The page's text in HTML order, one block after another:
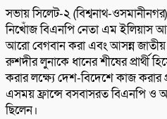
সভায় সিলেট-২ (বিশ্বনাথ-
নিখোঁজ বিএনপি নেতা এম ইলিয়াস
আরো বেগবান করা এবং আসন্ন জাতীয়
রুশদীর লুনাকে ধানের শীষের প্রার্থী
করার লক্ষ্যে দেশ-বিদেশে কাজ করার
এসময় ফ্রান্সে বসবাসরত বিএনপি ও
ছিলেন।